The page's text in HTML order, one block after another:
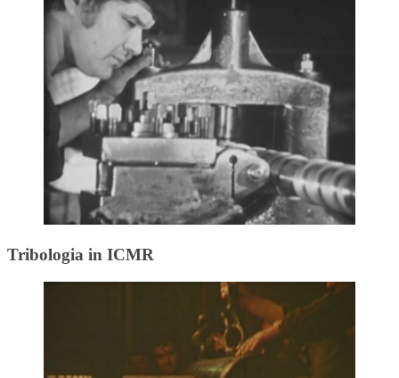
Tribologia in ICMR